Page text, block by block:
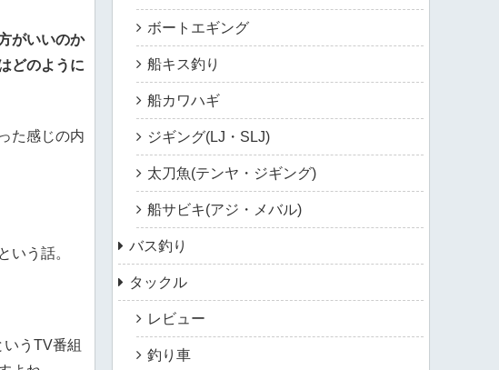
がいいのか
どのように
た感じの内
という話。
いうTV番組
ボートエギング
船キス釣り
船カワハギ
ジギング(LJ・SLJ)
太刀魚(テンヤ・ジギング)
船サビキ(アジ・メバル)
バス釣り
タックル
レビュー
釣り車